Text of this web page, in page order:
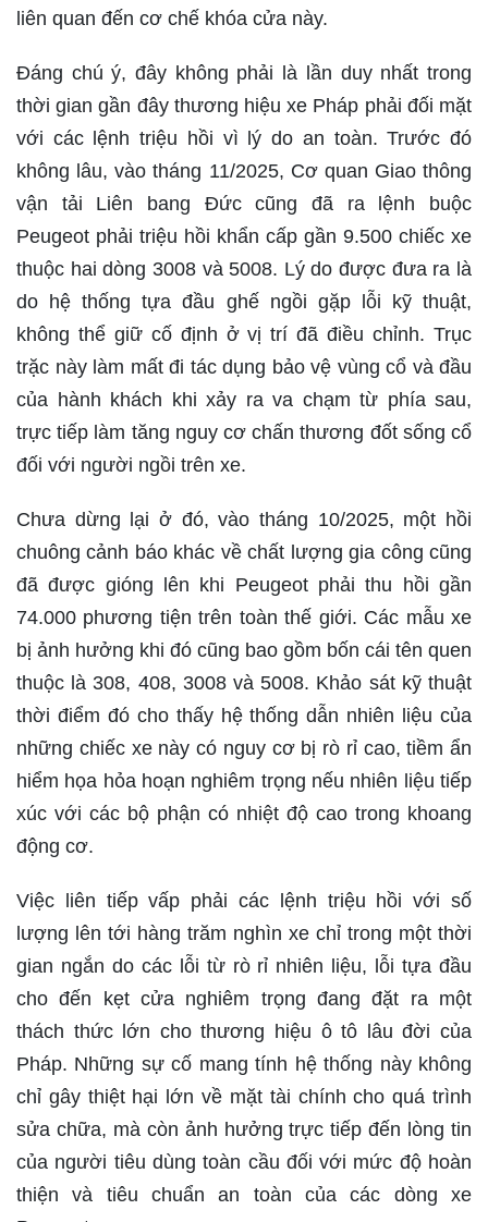
liên quan đến cơ chế khóa cửa này.
Đáng chú ý, đây không phải là lần duy nhất trong
thời gian gần đây thương hiệu xe Pháp phải đối mặt
với các lệnh triệu hồi vì lý do an toàn. Trước đó
không lâu, vào tháng 11/2025, Cơ quan Giao thông
vận tải Liên bang Đức cũng đã ra lệnh buộc
Peugeot phải triệu hồi khẩn cấp gần 9.500 chiếc xe
thuộc hai dòng 3008 và 5008. Lý do được đưa ra là
do hệ thống tựa đầu ghế ngồi gặp lỗi kỹ thuật,
không thể giữ cố định ở vị trí đã điều chỉnh. Trục
trặc này làm mất đi tác dụng bảo vệ vùng cổ và đầu
của hành khách khi xảy ra va chạm từ phía sau,
trực tiếp làm tăng nguy cơ chấn thương đốt sống cổ
đối với người ngồi trên xe.
Chưa dừng lại ở đó, vào tháng 10/2025, một hồi
chuông cảnh báo khác về chất lượng gia công cũng
đã được gióng lên khi Peugeot phải thu hồi gần
74.000 phương tiện trên toàn thế giới. Các mẫu xe
bị ảnh hưởng khi đó cũng bao gồm bốn cái tên quen
thuộc là 308, 408, 3008 và 5008. Khảo sát kỹ thuật
thời điểm đó cho thấy hệ thống dẫn nhiên liệu của
những chiếc xe này có nguy cơ bị rò rỉ cao, tiềm ẩn
hiểm họa hỏa hoạn nghiêm trọng nếu nhiên liệu tiếp
xúc với các bộ phận có nhiệt độ cao trong khoang
động cơ.
Việc liên tiếp vấp phải các lệnh triệu hồi với số
lượng lên tới hàng trăm nghìn xe chỉ trong một thời
gian ngắn do các lỗi từ rò rỉ nhiên liệu, lỗi tựa đầu
cho đến kẹt cửa nghiêm trọng đang đặt ra một
thách thức lớn cho thương hiệu ô tô lâu đời của
Pháp. Những sự cố mang tính hệ thống này không
chỉ gây thiệt hại lớn về mặt tài chính cho quá trình
sửa chữa, mà còn ảnh hưởng trực tiếp đến lòng tin
của người tiêu dùng toàn cầu đối với mức độ hoàn
thiện và tiêu chuẩn an toàn của các dòng xe